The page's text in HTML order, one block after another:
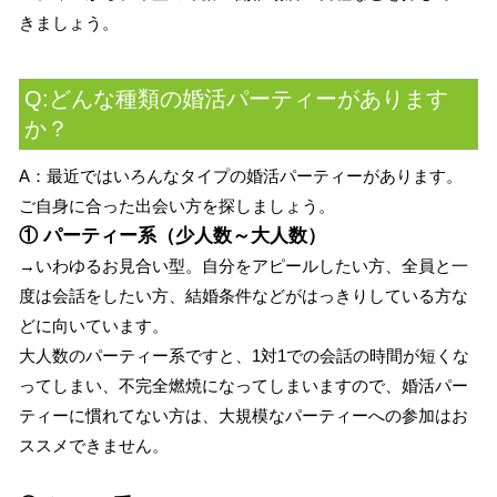
きましょう。
Q:どんな種類の婚活パーティーがあります
か？
A：最近ではいろんなタイプの婚活パーティーがあります。
ご自身に合った出会い方を探しましょう。
① パーティー系（少人数～大人数）
→いわゆるお見合い型。自分をアピールしたい方、全員と一
度は会話をしたい方、結婚条件などがはっきりしている方な
どに向いています。
大人数のパーティー系ですと、1対1での会話の時間が短くな
ってしまい、不完全燃焼になってしまいますので、婚活パー
ティーに慣れてない方は、大規模なパーティーへの参加はお
ススメできません。